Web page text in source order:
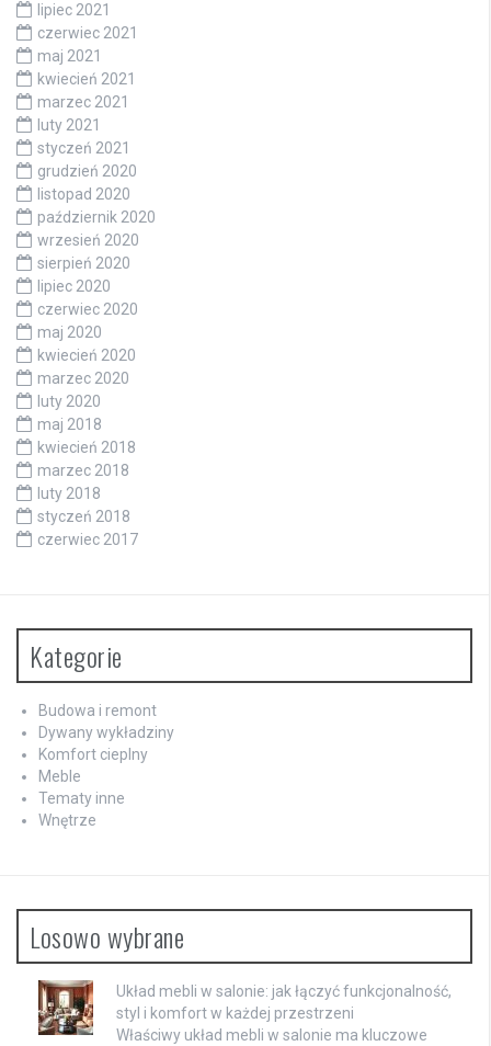
lipiec 2021
czerwiec 2021
maj 2021
kwiecień 2021
marzec 2021
luty 2021
styczeń 2021
grudzień 2020
listopad 2020
październik 2020
wrzesień 2020
sierpień 2020
lipiec 2020
czerwiec 2020
maj 2020
kwiecień 2020
marzec 2020
luty 2020
maj 2018
kwiecień 2018
marzec 2018
luty 2018
styczeń 2018
czerwiec 2017
Kategorie
Budowa i remont
Dywany wykładziny
Komfort cieplny
Meble
Tematy inne
Wnętrze
Losowo wybrane
Układ mebli w salonie: jak łączyć funkcjonalność,
styl i komfort w każdej przestrzeni
Właściwy układ mebli w salonie ma kluczowe